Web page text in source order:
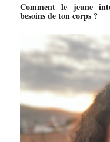
Comment le jeune
besoins de ton corps ?